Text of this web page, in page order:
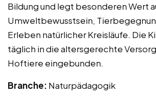
Bildung und legt besonderen Wert
Umweltbewusstsein,
Erleben natürlicher Kreisläufe. Die
täglich in die altersgerechte
Hoftiere eingebunden.
Branche: Naturpädagogik